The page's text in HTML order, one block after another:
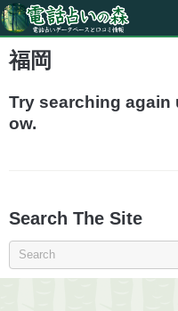
福岡
Try searching again
ow.
Search The Site